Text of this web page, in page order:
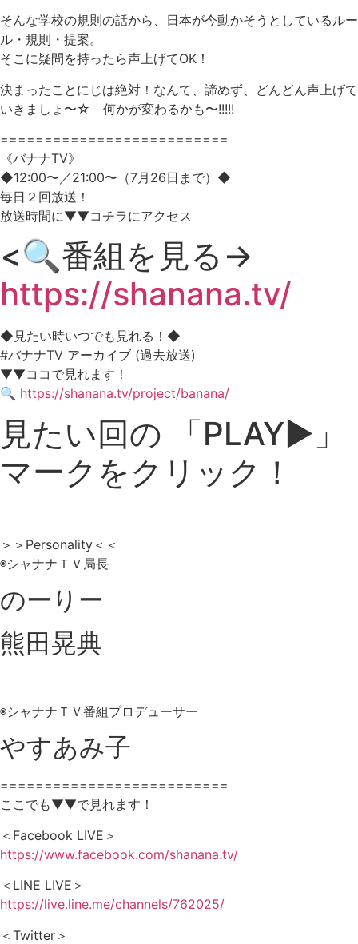
そんな学校の規則の話から、日本が今動かそうとしているルー
ル・規則・提案。
そこに疑問を持ったら声上げてOK！
決まったことにじは絶対！なんて、諦めず、どんどん声上げて
いきましょ〜☆ 何かが変わるかも〜!!!!!
==========================
《バナナTV》
◆12:00〜／21:00〜（7月26日まで）◆
毎日２回放送！
放送時間に▼▼コチラにアクセス
<🔍番組を見る→
https://shanana.tv/
◆見たい時いつでも見れる！◆
#バナナTV アーカイブ (過去放送)
▼▼ココで見れます！
🔍 https://shanana.tv/project/banana/
見たい回の 「PLAY▶」
マークをクリック！
＞＞Personality＜＜
◉シャナナＴＶ局長
のーりー
熊田晃典
◉シャナナＴＶ番組プロデューサー
やすあみ子
==========================
ここでも▼▼で見れます！
＜Facebook LIVE＞
https://www.facebook.com/shanana.tv/
＜LINE LIVE＞
https://live.line.me/channels/762025/
＜Twitter＞